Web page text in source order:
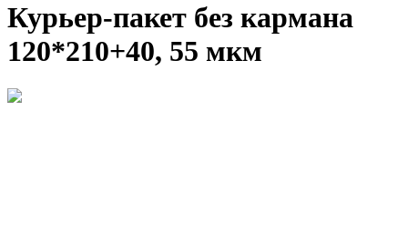
Курьер-пакет без кармана
120*210+40, 55 мкм